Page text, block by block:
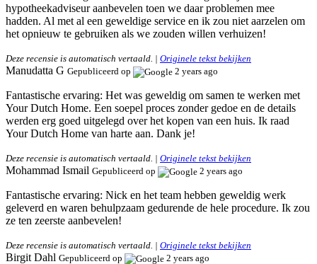
hypotheekadviseur aanbevelen toen we daar problemen mee
hadden. Al met al een geweldige service en ik zou niet aarzelen om
het opnieuw te gebruiken als we zouden willen verhuizen!
Deze recensie is automatisch vertaald. | Originele tekst bekijken
Manudatta G Gepubliceerd op 2 years ago
Fantastische ervaring: Het was geweldig om samen te werken met
Your Dutch Home. Een soepel proces zonder gedoe en de details
werden erg goed uitgelegd over het kopen van een huis. Ik raad
Your Dutch Home van harte aan. Dank je!
Deze recensie is automatisch vertaald. | Originele tekst bekijken
Mohammad Ismail Gepubliceerd op 2 years ago
Fantastische ervaring: Nick en het team hebben geweldig werk
geleverd en waren behulpzaam gedurende de hele procedure. Ik zou
ze ten zeerste aanbevelen!
Deze recensie is automatisch vertaald. | Originele tekst bekijken
Birgit Dahl Gepubliceerd op 2 years ago